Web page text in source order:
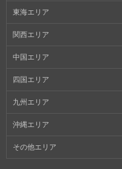
東海エリア
関西エリア
中国エリア
四国エリア
九州エリア
沖縄エリア
その他エリア